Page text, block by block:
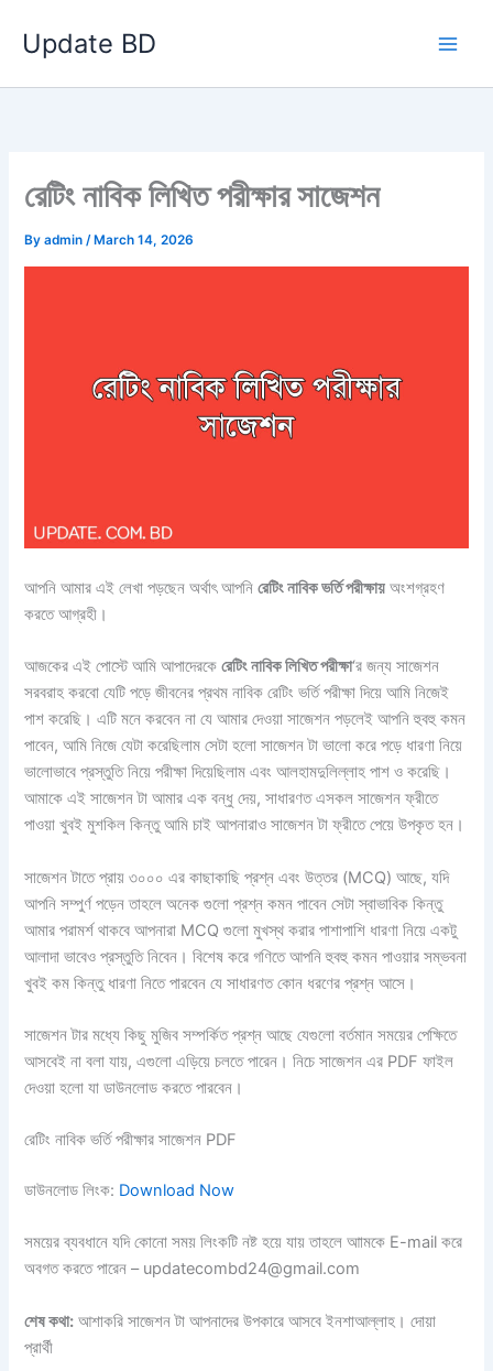
content
Update BD
রেটিং নাবিক লিখিত পরীক্ষার সাজেশন
Byadmin/ March 14, 2026
আপনি আমার এই লেখা পড়ছেন অর্থাৎ আপনিরেটিং নাবিক ভর্তি পরীক্ষায় অংশগ্রহণ
করতে আগ্রহী।
আজকের এই পোস্টে আমি আপাদেরকেরেটিং নাবিক লিখিত পরীক্ষা‘র জন্য সাজেশন
সরবরাহ করবো যেটি পড়ে জীবনের প্রথম নাবিক রেটিং ভর্তি পরীক্ষা দিয়ে আমি নিজেই
পাশ করেছি। এটি মনে করবেন না যে আমার দেওয়া সাজেশন পড়লেই আপনি হুবহু কমন
পাবেন, আমি নিজে যেটা করেছিলাম সেটা হলো সাজেশন টা ভালো করে পড়ে ধারণা নিয়ে
ভালোভাবে প্রস্তুতি নিয়ে পরীক্ষা দিয়েছিলাম এবং আলহামদুলিল্লাহ পাশ ও করেছি।
আমাকে এই সাজেশন টা আমার এক বন্ধু দেয়, সাধারণত এসকল সাজেশন ফ্রীতে
পাওয়া খুবই মুশকিল কিন্তু আমি চাই আপনারাও সাজেশন টা ফ্রীতে পেয়ে উপকৃত হন।
সাজেশন টাতে প্রায় ৩০০০ এর কাছাকাছি প্রশ্ন এবং উত্তর (MCQ) আছে, যদি
আপনি সম্পুর্ণ পড়েন তাহলে অনেক গুলো প্রশ্ন কমন পাবেন সেটা স্বাভাবিক কিন্তু
আমার পরামর্শ থাকবে আপনারা MCQ গুলো মুখস্থ করার পাশাপাশি ধারণা নিয়ে একটু
আলাদা ভাবেও প্রস্তুতি নিবেন। বিশেষ করে গণিতে আপনি হুবহু কমন পাওয়ার সম্ভবনা
খুবই কম কিন্তু ধারণা নিতে পারবেন যে সাধারণত কোন ধরণের প্রশ্ন আসে।
সাজেশন টার মধ্যে কিছু মুজিব সম্পর্কিত প্রশ্ন আছে যেগুলো বর্তমান সময়ের পেক্ষিতে
আসবেই না বলা যায়, এগুলো এড়িয়ে চলতে পারেন। নিচে সাজেশন এর PDF ফাইল
দেওয়া হলো যা ডাউনলোড করতে পারবেন।
রেটিং নাবিক ভর্তি পরীক্ষার সাজেশন PDF
ডাউনলোড লিংক: Download Now
সময়ের ব্যবধানে যদি কোনো সময় লিংকটি নষ্ট হয়ে যায় তাহলে আামকে E-mail করে
অবগত করতে পারেন – updatecombd24@gmail.com
শেষ কথা: আশাকরি সাজেশন টা আপনাদের উপকারে আসবে ইনশাআল্লাহ। দোয়া
প্রার্থী